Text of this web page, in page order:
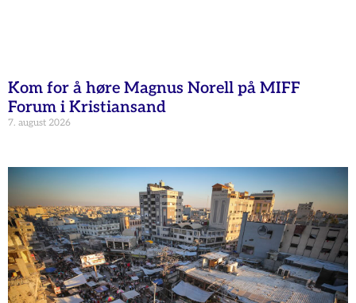
Kom for å høre Magnus Norell på MIFF
Forum i Kristiansand
7. august 2026